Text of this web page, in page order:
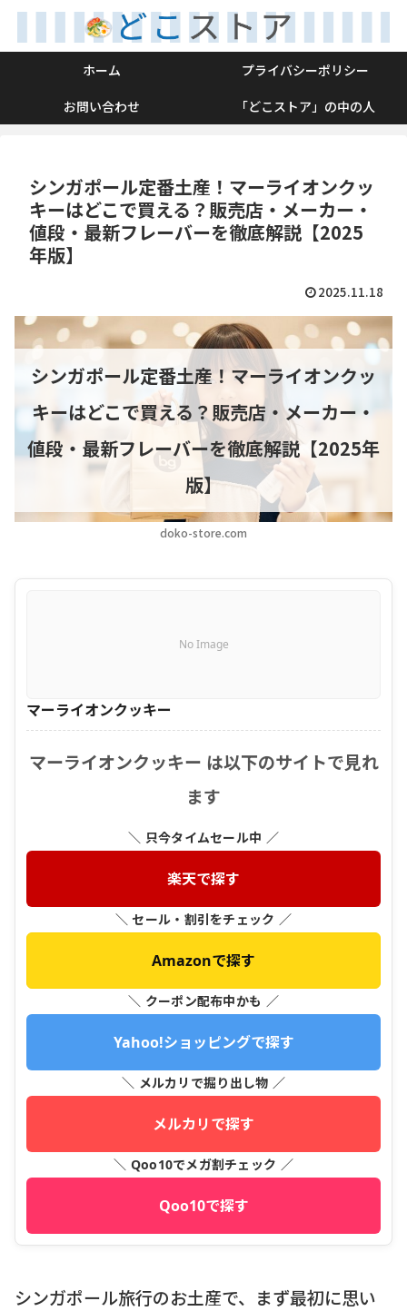
ホーム
プライバシーポリシー
お問い合わせ
「どこストア」の中の人
シンガポール定番土産！マーライオンクッ
キーはどこで買える？販売店・メーカー・
値段・最新フレーバーを徹底解説【2025
年版】
2025.11.18
doko-store.com
シンガポール定番土産！マーライオンクッ
キーはどこで買える？販売店・メーカー・
値段・最新フレーバーを徹底解説【2025年
版】
No Image
マーライオンクッキー
マーライオンクッキー は以下のサイトで見れ
ます
＼ 只今タイムセール中 ／
楽天で探す
＼ セール・割引をチェック ／
Amazonで探す
＼ クーポン配布中かも ／
Yahoo!ショッピングで探す
＼ メルカリで掘り出し物 ／
メルカリで探す
＼ Qoo10でメガ割チェック ／
Qoo10で探す
シンガポール旅行のお土産で、まず最初に思い